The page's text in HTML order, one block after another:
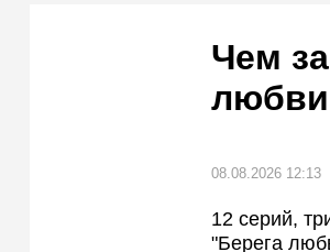
Чем
08.08.2026 12:13
12 серий,
"Берега